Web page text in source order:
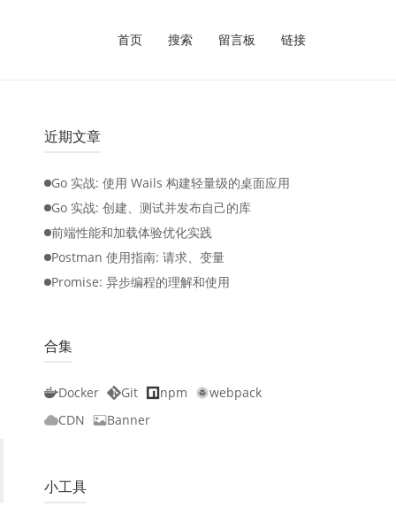
首页 搜索 留言板 链接
近期文章
Go 实战: 使用 Wails 构建轻量级的桌面应用
Go 实战: 创建、测试并发布自己的库
前端性能和加载体验优化实践
Postman 使用指南: 请求、变量
Promise: 异步编程的理解和使用
合集
Docker Git npm
webpack
CDN
Banner
小工具